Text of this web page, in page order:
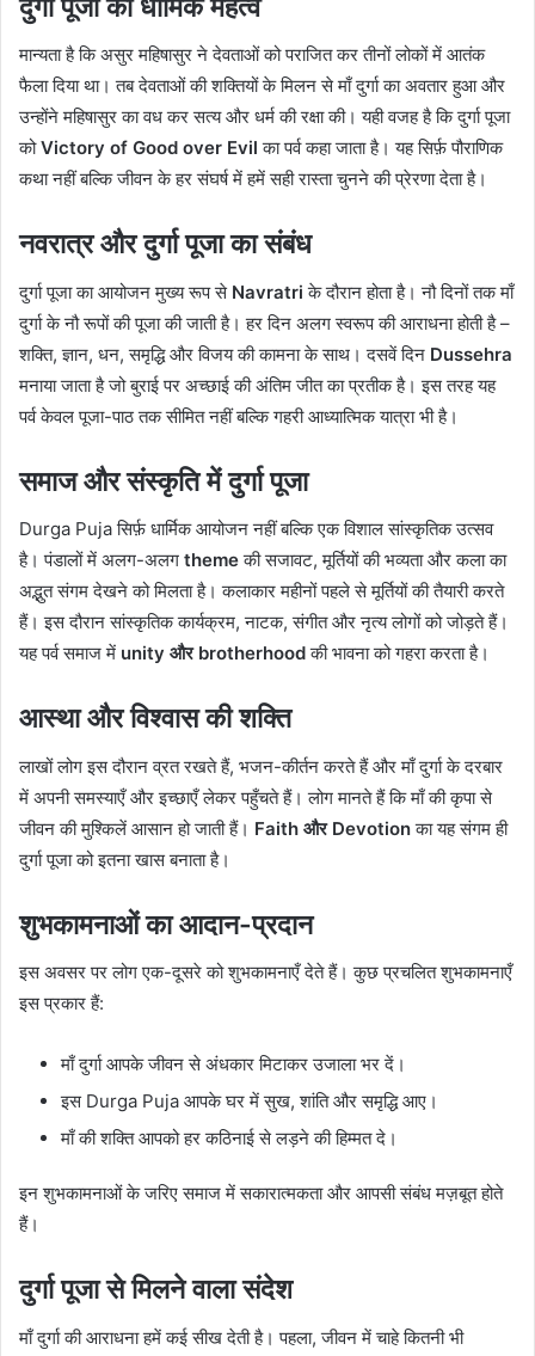
दुर्गा पूजा का धार्मिक महत्व
मान्यता है कि असुर महिषासुर ने देवताओं को पराजित कर तीनों लोकों में आतंक
फैला दिया था। तब देवताओं की शक्तियों के मिलन से माँ दुर्गा का अवतार हुआ और
उन्होंने महिषासुर का वध कर सत्य और धर्म की रक्षा की। यही वजह है कि दुर्गा पूजा
कोVictory of Good over Evil का पर्व कहा जाता है। यह सिर्फ़ पौराणिक
कथा नहीं बल्कि जीवन के हर संघर्ष में हमें सही रास्ता चुनने की प्रेरणा देता है।
नवरात्र और दुर्गा पूजा का संबंध
दुर्गा पूजा का आयोजन मुख्य रूप से Navratri के दौरान होता है। नौ दिनों तक माँ
दुर्गा के नौ रूपों की पूजा की जाती है। हर दिन अलग स्वरूप की आराधना होती है –
शक्ति, ज्ञान, धन, समृद्धि और विजय की कामना के साथ। दसवें दिन Dussehra
मनाया जाता है जो बुराई पर अच्छाई की अंतिम जीत का प्रतीक है। इस तरह यह
पर्व केवल पूजा-पाठ तक सीमित नहीं बल्कि गहरी आध्यात्मिक यात्रा भी है।
समाज और संस्कृति में दुर्गा पूजा
Durga Puja सिर्फ़ धार्मिक आयोजन नहीं बल्कि एक विशाल सांस्कृतिक उत्सव
है। पंडालों में अलग-अलग themeकी सजावट, मूर्तियों की भव्यता और कला का
अद्भुत संगम देखने को मिलता है। कलाकार महीनों पहले से मूर्तियों की तैयारी करते
हैं। इस दौरान सांस्कृतिक कार्यक्रम, नाटक, संगीत और नृत्य लोगों को जोड़ते हैं।
यह पर्व समाज में unity और brotherhoodकी भावना को गहरा करता है।
आस्था और विश्वास की शक्ति
लाखों लोग इस दौरान व्रत रखते हैं, भजन-कीर्तन करते हैं और माँ दुर्गा के दरबार
में अपनी समस्याएँ और इच्छाएँ लेकर पहुँचते हैं। लोग मानते हैं कि माँ की कृपा से
जीवन की मुश्किलें आसान हो जाती हैं। Faith और Devotionका यह संगम ही
दुर्गा पूजा को इतना खास बनाता है।
शुभकामनाओं का आदान-प्रदान
इस अवसर पर लोग एक-दूसरे को शुभकामनाएँ देते हैं। कुछ प्रचलित शुभकामनाएँ
इस प्रकार हैं:
माँ दुर्गा आपके जीवन से अंधकार मिटाकर उजाला भर दें।
इस Durga Puja आपके घर में सुख, शांति और समृद्धि आए।
माँ की शक्ति आपको हर कठिनाई से लड़ने की हिम्मत दे।
इन शुभकामनाओं के जरिए समाज में सकारात्मकता और आपसी संबंध मज़बूत होते
हैं।
दुर्गा पूजा से मिलने वाला संदेश
माँ दुर्गा की आराधना हमें कई सीख देती है। पहला, जीवन में चाहे कितनी भी